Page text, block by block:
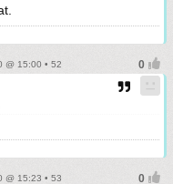
@ 15:00 • 52
@ 15:23 • 53